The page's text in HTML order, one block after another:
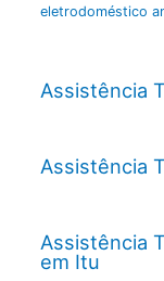
eletrodoméstico
Assistência
Assistência
Assistência
em Itu